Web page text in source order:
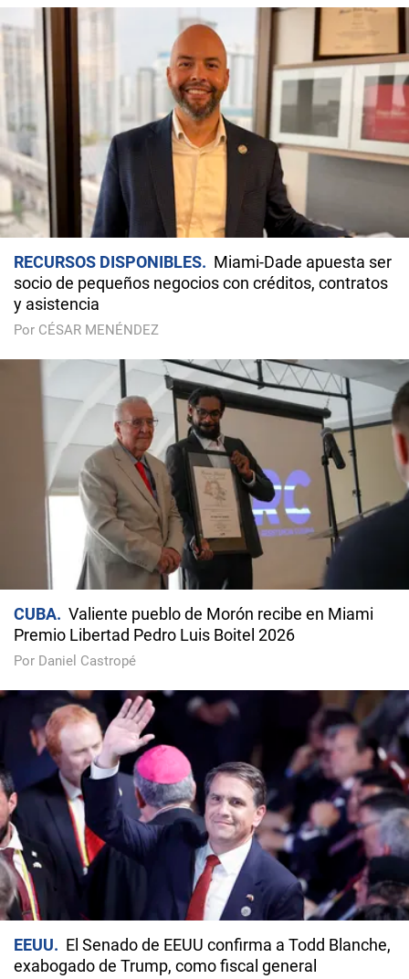
RECURSOS DISPONIBLES
Miami-Dade apuesta ser
socio de pequeños negocios con créditos, contratos
y asistencia
Por CÉSAR MENÉNDEZ
CUBA
Valiente pueblo de Morón recibe en Miami
Premio Libertad Pedro Luis Boitel 2026
Por Daniel Castropé
EEUU
El Senado de EEUU confirma a Todd Blanche,
exabogado de Trump, como fiscal general